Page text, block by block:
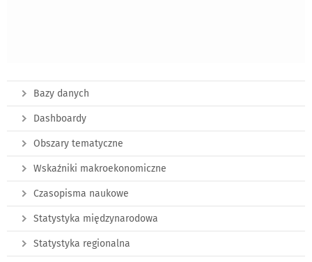
Bazy danych
Dashboardy
Obszary tematyczne
Wskaźniki makroekonomiczne
Czasopisma naukowe
Statystyka międzynarodowa
Statystyka regionalna